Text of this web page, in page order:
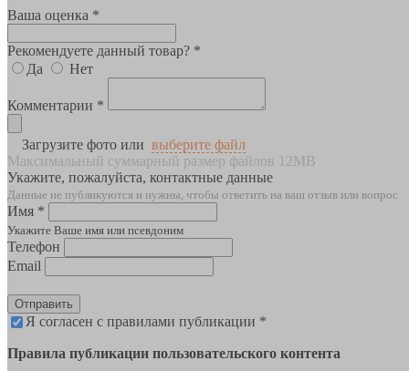
Ваша оценка *
Рекомендуете данный товар? *
Да
Нет
Комментарии *
Загрузите фото или выберите файл
Максимальный суммарный размер файлов 12MB
Укажите, пожалуйста, контактные данные
Данные не публикуются и нужны, чтобы ответить на ваш отзыв или вопрос
Имя *
Укажите Ваше имя или псевдоним
Телефон
Email
Отправить
Я согласен с правилами публикации *
Правила публикации пользовательского контента